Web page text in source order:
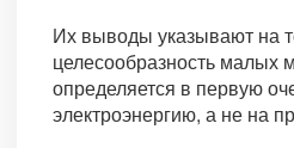
Их выводы указывают на
целесообразность малых
определяется в первую
электроэнергию, а не на